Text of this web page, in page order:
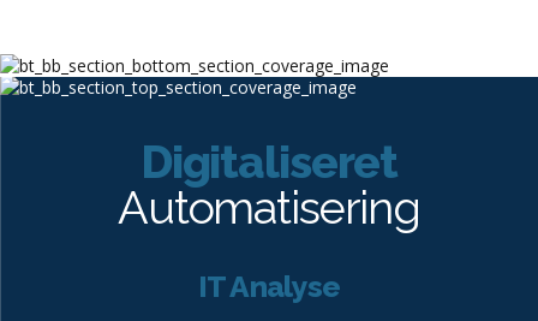
Digitaliseret
Automatisering